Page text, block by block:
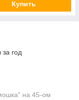
Купить
год
на 45-ом